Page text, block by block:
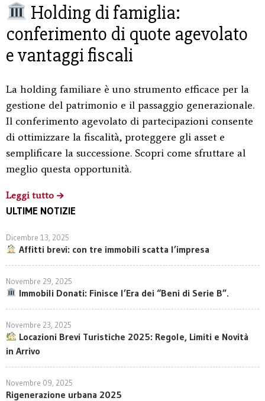
Holding di famiglia:
conferimento di quote agevolato
e vantaggi fiscali
La holding familiare è uno strumento efficace per la
gestione del patrimonio e il passaggio generazionale.
Il conferimento agevolato di partecipazioni consente
di ottimizzare la fiscalità, proteggere gli asset e
semplificare la successione. Scopri come sfruttare al
meglio questa opportunità.
Leggi tutto
ULTIME NOTIZIE
Dicembre 13, 2025
Affitti brevi: con tre immobili scatta l’impresa
Novembre 29, 2025
Immobili Donati: Finisce l’Era dei “Beni di Serie B”.
Novembre 23, 2025
Locazioni Brevi Turistiche 2025: Regole, Limiti e Novità
in Arrivo
Novembre 09, 2025
Rigenerazione urbana 2025